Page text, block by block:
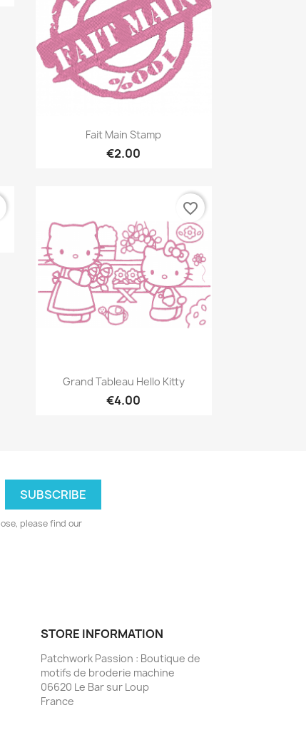
Quick view
Fait Main Stamp
€2.00
Quick view
Grand Tableau Hello Kitty
€4.00
favorite_border
please find our
STORE INFORMATION
Patchwork Passion : Boutique de
motifs de broderie machine
06620 Le Bar sur Loup
France